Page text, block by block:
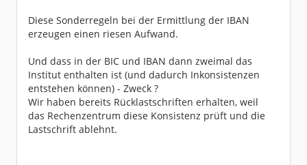
Diese Sonderregeln bei der Ermittlung der IBAN
erzeugen einen riesen Aufwand.
Und dass in der BIC und IBAN dann zweimal das
Institut enthalten ist (und dadurch Inkonsistenzen
entstehen können) - Zweck ?
Wir haben bereits Rücklastschriften erhalten, weil
das Rechenzentrum diese Konsistenz prüft und die
Lastschrift ablehnt.